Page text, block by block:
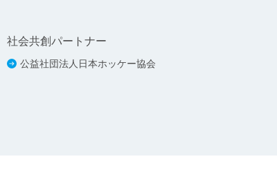
社会共創パートナー
公益社団法人日本ホッケー協会